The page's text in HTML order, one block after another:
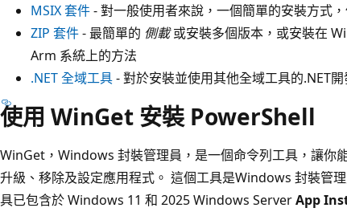
MSIX 套件- 對一般使用者來說，一個簡單的安裝方式
ZIP 套件- 最簡單的 側載或安裝多個版本，或安裝在
Arm 系統上的方法
.NET 全域工具- 對於安裝並使用其他全域工具的.NET
使用 WinGet 安裝 PowerShell
WinGet，Windows 封裝管理員，是一個命令列工具，讓你
升級、移除及設定應用程式。 這個工具是Windows 封裝管
具已包含於 Windows 11 和 2025 Windows ServerApp